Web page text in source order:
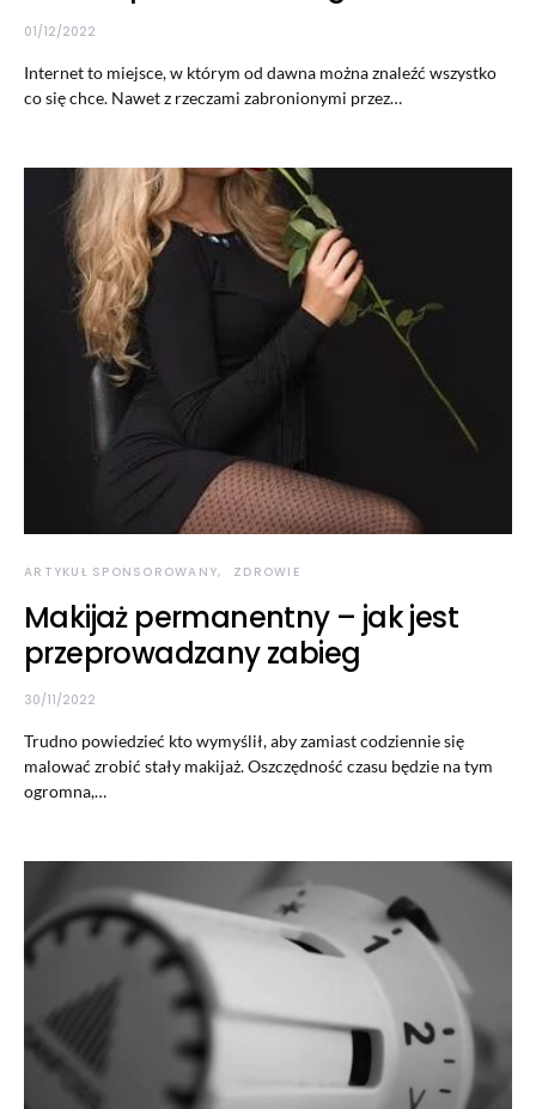
01/12/2022
Internet to miejsce, w którym od dawna można znaleźć wszystko
co się chce. Nawet z rzeczami zabronionymi przez…
ARTYKUŁ SPONSOROWANY ZDROWIE
Makijaż permanentny – jak jest
przeprowadzany zabieg
30/11/2022
Trudno powiedzieć kto wymyślił, aby zamiast codziennie się
malować zrobić stały makijaż. Oszczędność czasu będzie na tym
ogromna,…